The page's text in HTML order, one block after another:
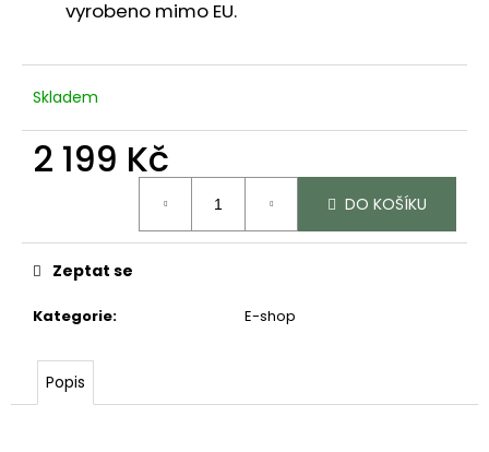
vyrobeno mimo EU.
Skladem
2 199 Kč
DO KOŠÍKU
Kategorie: E-shop
Zeptat se
Popis